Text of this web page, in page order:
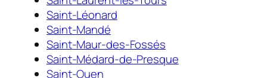
Saint-Léonard
Saint-Mandé
Saint-Maur-des-Fossés
Saint-Médard-de-Presque
Saint-Ouen